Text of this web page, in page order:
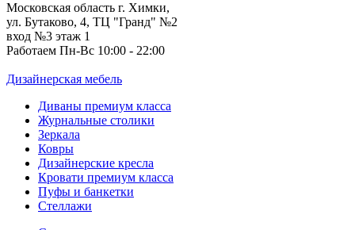
Московская область г. Химки,
ул. Бутаково, 4, ТЦ "Гранд" №2
вход №3 этаж 1
Работаем Пн-Вс 10:00 - 22:00
Дизайнерская мебель
Диваны премиум класса
Журнальные столики
Зеркала
Ковры
Дизайнерские кресла
Кровати премиум класса
Пуфы и банкетки
Стеллажи